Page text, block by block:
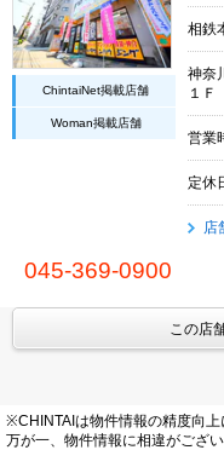
ChintaiNet掲載店舗
Woman掲載店舗
相鉄
神奈
１Ｆ
営業
定休
店
045-369-0900
この店
※CHINTAIは物件情報の精度向上
万が一、物件情報に相違がござい